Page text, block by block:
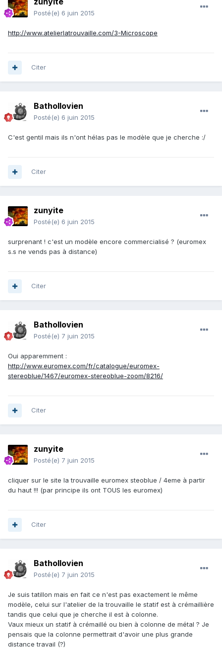
Posté(e) 6 juin 2015
http://www.atelierlatrouvaille.com/3-Microscope
Citer
Bathollovien
Posté(e) 6 juin 2015
C'est gentil mais ils n'ont hélas pas le modèle que je cherche :/
Citer
zunyite
Posté(e) 6 juin 2015
surprenant ! c'est un modèle encore commercialisé ? (euromex
s.s ne vends pas à distance)
Citer
Bathollovien
Posté(e) 7 juin 2015
Oui apparemment :
http://www.euromex.com/fr/catalogue/euromex-
stereoblue/1467/euromex-stereoblue-zoom/8216/
Citer
zunyite
Posté(e) 7 juin 2015
cliquer sur le site la trouvaille euromex steoblue / 4eme à partir
du haut !!! (par principe ils ont TOUS les euromex)
Citer
Bathollovien
Posté(e) 7 juin 2015
Je suis tatillon mais en fait ce n'est pas exactement le même
modèle, celui sur l'atelier de la trouvaille le statif est à crémaillière
tandis que celui que je cherche il est à colonne.
Vaux mieux un statif à crémaillé ou bien à colonne de métal ? Je
pensais que la colonne permettrait d'avoir une plus grande
distance travail (?)